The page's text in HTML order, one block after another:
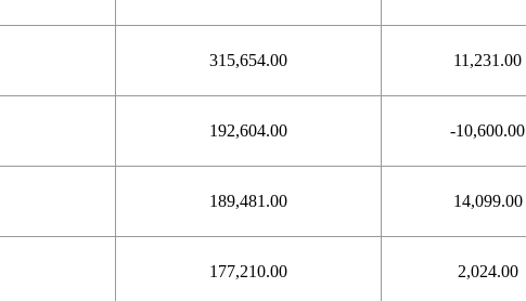
315,654.00 11,231.00
192,604.00 -10,600.00
189,481.00 14,099.00
177,210.00 2,024.00